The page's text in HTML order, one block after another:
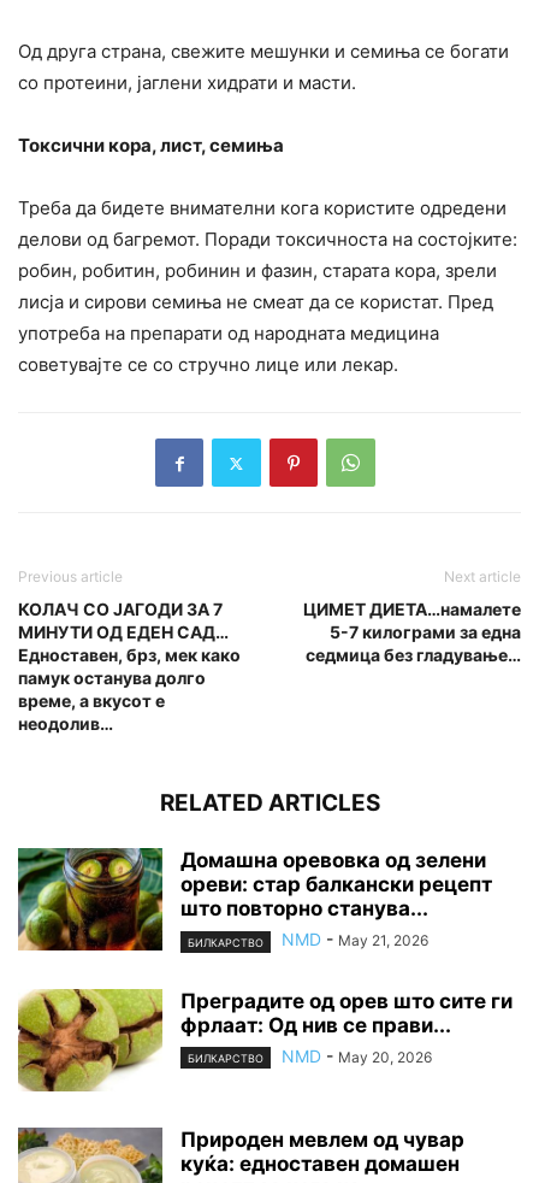
Од друга страна, свежите мешунки и семиња се богати
со протеини, јаглени хидрати и масти.
Токсични кора, лист, семиња
Треба да бидете внимателни кога користите одредени
делови од багремот. Поради токсичноста на состојките:
робин, робитин, робинин и фазин, старата кора, зрели
лисја и сирови семиња не смеат да се користат. Пред
употреба на препарати од народната медицина
советувајте се со стручно лице или лекар.
Previous article
КОЛАЧ СО ЈАГОДИ ЗА 7
МИНУТИ ОД ЕДЕН САД…
Едноставен, брз, мек како
памук останува долго
време, а вкусот е
неодолив…
Next article
ЦИМЕТ ДИЕТА…намалете
5-7 килограми за една
седмица без гладување…
RELATED ARTICLES
Домашна оревовка од зелени
ореви: стар балкански рецепт
што повторно станува...
БИЛКАРСТВО NMD - May 21, 2026
Преградите од орев што сите ги
фрлаат: Од нив се прави...
БИЛКАРСТВО NMD - May 20, 2026
Природен мевлем од чувар
куќа: едноставен домашен